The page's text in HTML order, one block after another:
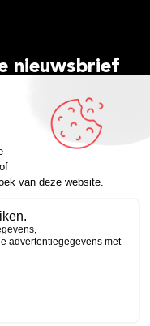
nieuwsbrief